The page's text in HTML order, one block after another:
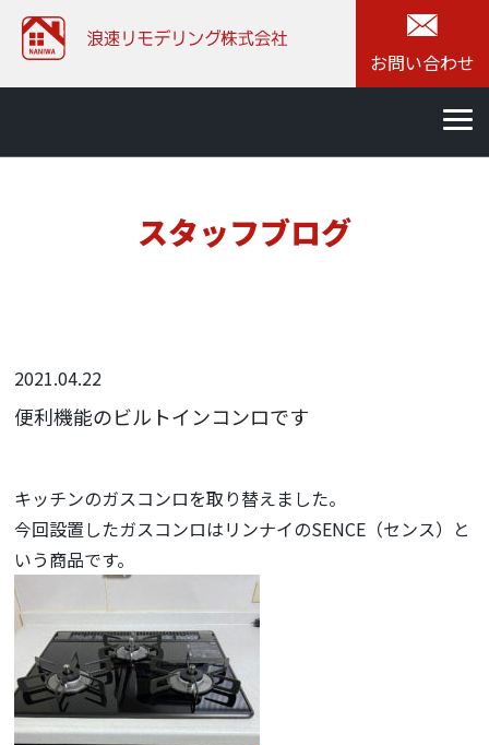
お問い合わせ
スタッフブログ
2021.04.22
便利機能のビルトインコンロです
キッチンのガスコンロを取り替えました。
今回設置したガスコンロはリンナイのSENCE（センス）と
いう商品です。